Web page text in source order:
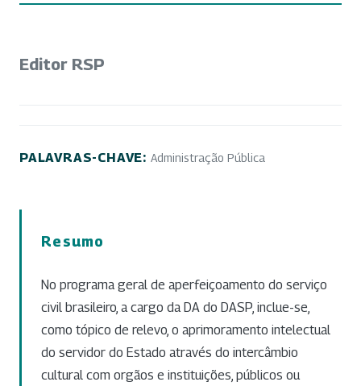
Editor RSP
PALAVRAS-CHAVE: Administração Pública
Resumo
No programa geral de aperfeiçoamento do serviço
civil brasileiro, a cargo da DA do DASP, inclue-se,
como tópico de relevo, o aprimoramento intelectual
do servidor do Estado através do intercâmbio
cultural com orgãos e instituições, públicos ou